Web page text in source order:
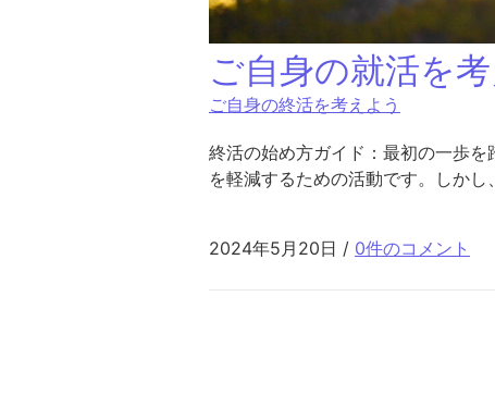
ご自身の就活を
ご自身の終活を考えよう
終活の始め方ガイド：最初の一歩
を軽減するための活動です。しか
2024年5月20日 / 0件のコメント